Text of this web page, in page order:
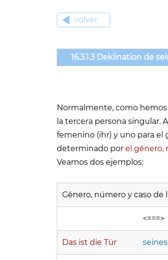
volver
16.3.1.3 Deklination de
Normalmente, como
la tercera persona singular.
femenino (ihr) y uno para el
determinado por el género,
Veamos dos ejemplos:
Género, número y caso
<===>
Das ist die Tür seines